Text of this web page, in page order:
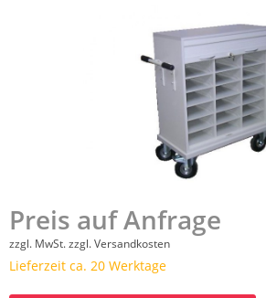
Preis auf Anfrage
zzgl. MwSt.zzgl. Versandkosten
Lieferzeit ca. 20 Werktage